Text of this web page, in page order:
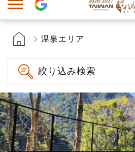
温泉エリア
絞り込み検索